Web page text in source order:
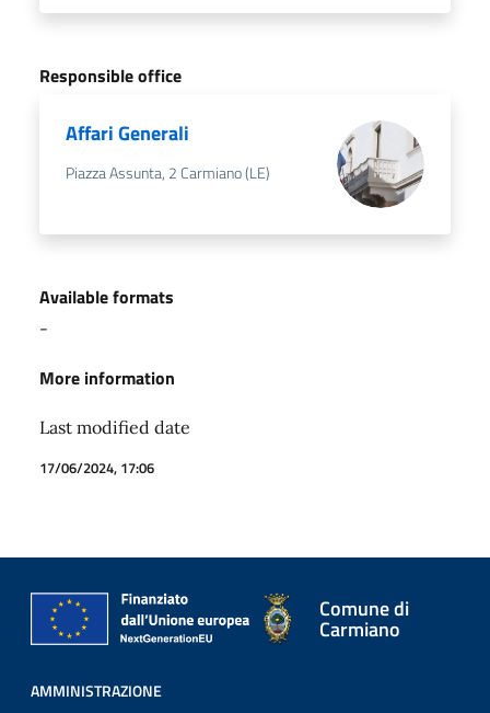
Responsible office
Affari Generali
Piazza Assunta, 2 Carmiano (LE)
Available formats
-
More information
Last modified date
17/06/2024, 17:06
Comune di
Carmiano
AMMINISTRAZIONE